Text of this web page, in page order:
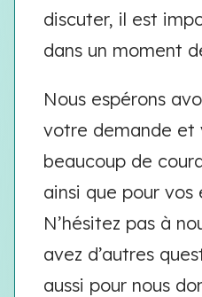
discuter, il est
dans un moment
Nous espérons
votre demande et
beaucoup de
ainsi que pour vos
N’hésitez pas à
avez d’autres
aussi pour nous